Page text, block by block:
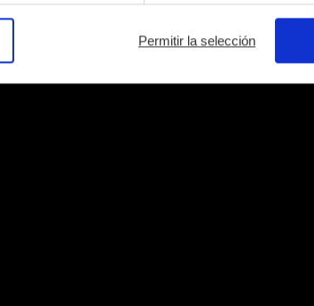
Permitir la selección